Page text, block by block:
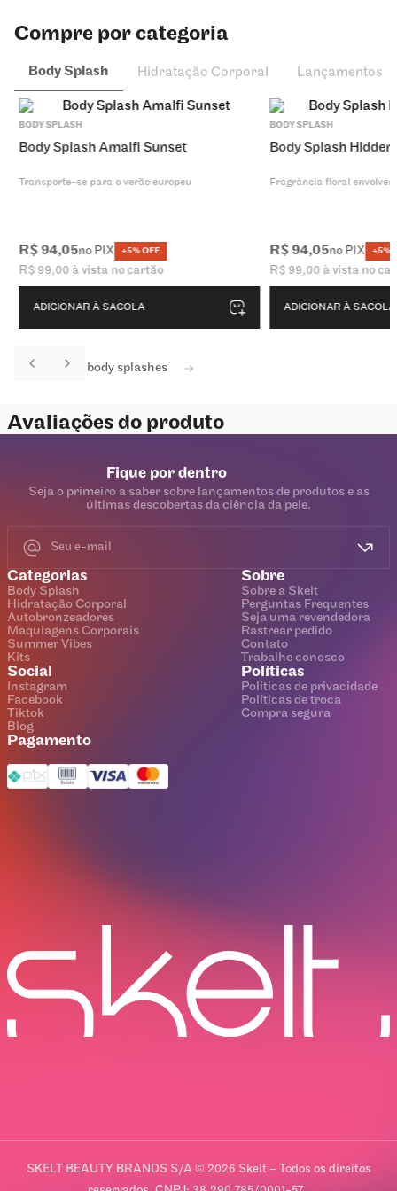
Compre por categoria
Body Splash Hidratação Corporal Lançamentos
BODY SPLASH
Body Splash Amalfi Sunset
Transporte-se para o verão europeu
R$ 94,05no PIX +5% OFF
R$ 99,00 à vista no cartão
ADICIONAR À SACOLA
BODY SPLASH
Body Splash
Fragrância floral
R$94,05no PIX +5%
R$ 99,00 à vista no
ADICIONAR À SACOLA
Ver todos os body splashes
Avaliações do produto
Fique por dentro
Seja o primeiro a saber sobre lançamentos de produtos e as
últimas descobertas da ciência da pele.
Categorias
Body Splash
Hidratação Corporal
Autobronzeadores
Maquiagens Corporais
Summer Vibes
Kits
Sobre
Sobre a Skelt
Perguntas Frequentes
Seja uma revendedora
Rastrear pedido
Contato
Trabalhe conosco
Social
Instagram
Facebook
Tiktok
Blog
Políticas
Políticas de privacidade
Políticas de troca
Compra segura
Pagamento
SKELT BEAUTY BRANDS S/A © 2026 Skelt – Todos os direitos